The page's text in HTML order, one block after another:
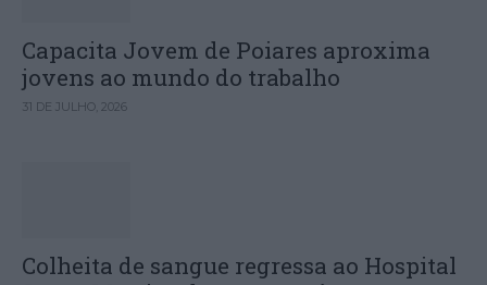
Capacita Jovem de Poiares aproxima
jovens ao mundo do trabalho
31 DE JULHO, 2026
Colheita de sangue regressa ao Hospital